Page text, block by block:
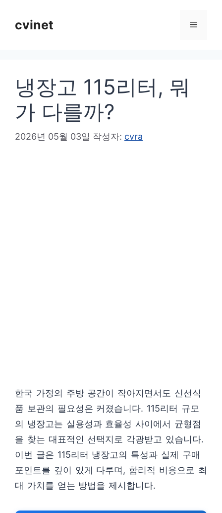
cvinet 메
냉장고 115리터, 뭐
가 다를까?
2026년 05월 03일 작성자: cvra
한국 가정의 주방 공간이 작아지면서도 신선식
품 보관의 필요성은 커졌습니다. 115리터 규모
의 냉장고는 실용성과 효율성 사이에서 균형점
을 찾는 대표적인 선택지로 각광받고 있습니다.
이번 글은 115리터 냉장고의 특성과 실제 구매
포인트를 깊이 있게 다루며, 합리적 비용으로 최
대 가치를 얻는 방법을 제시합니다.